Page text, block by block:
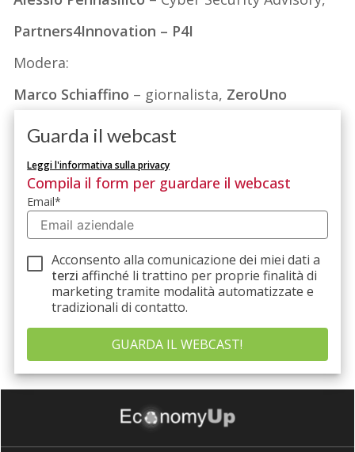
Partners4Innovation – P4I
Modera:
Marco Schiaffino – giornalista, ZeroUno
Guarda il webcast
Leggi l'informativa sulla privacy
Compila il form per guardare il webcast
Email*
Acconsento alla comunicazione dei miei dati a
terzi affinché li trattino per proprie finalità di
marketing tramite modalità automatizzate e
tradizionali di contatto.